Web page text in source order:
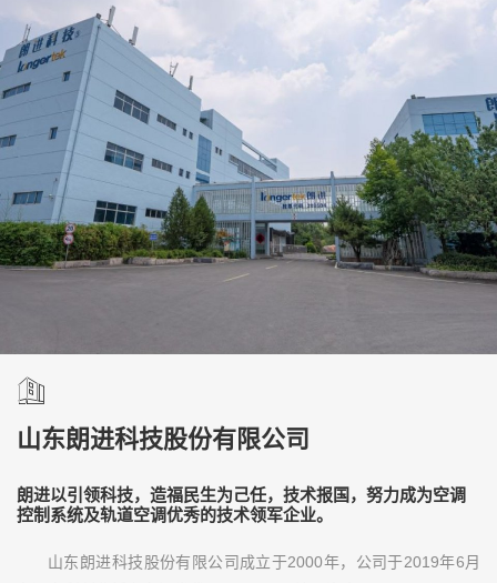
山东朗进科技股份有限公司
朗进以引领科技，造福民生为己任，技术报国，努力成为空调
控制系统及轨道空调优秀的技术领军企业。
山东朗进科技股份有限公司成立于2000年，公司于2019年6月